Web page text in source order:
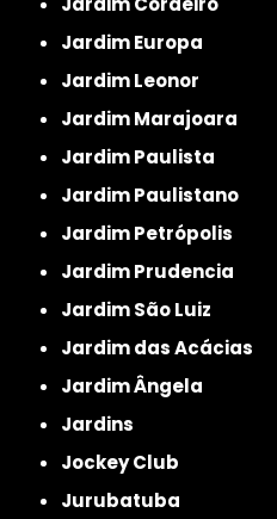
Jardim Europa
Jardim Leonor
Jardim Marajoara
Jardim Paulista
Jardim Paulistano
Jardim Petrópolis
Jardim Prudencia
Jardim São Luiz
Jardim das Acácias
Jardim Ângela
Jardins
Jockey Club
Jurubatuba